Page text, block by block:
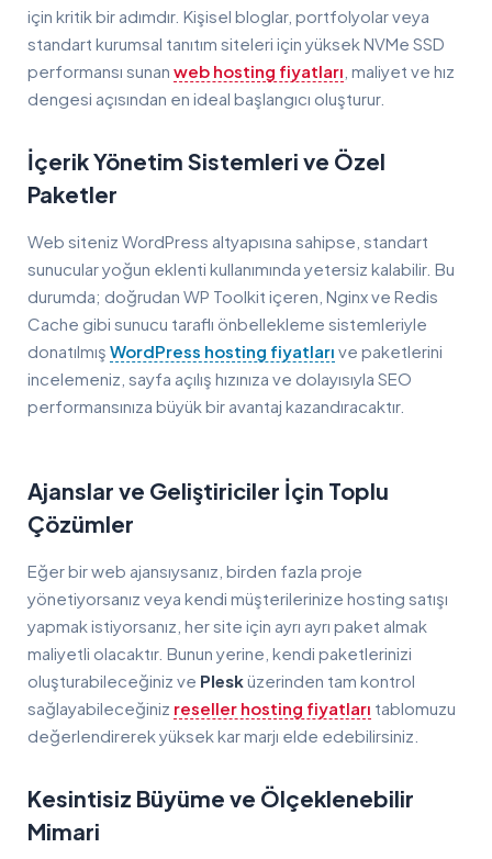
için kritik bir adımdır. Kişisel bloglar, portfolyolar veya
standart kurumsal tanıtım siteleri için yüksek NVMe SSD
performansı sunan web hosting fiyatları , maliyet ve hız
dengesi açısından en ideal başlangıcı oluşturur.
İçerik Yönetim Sistemleri ve Özel
Paketler
Web siteniz WordPress altyapısına sahipse, standart
sunucular yoğun eklenti kullanımında yetersiz kalabilir. Bu
durumda; doğrudan WP Toolkit içeren, Nginx ve Redis
Cache gibi sunucu taraflı önbellekleme sistemleriyle
donatılmış WordPress hosting fiyatları ve paketlerini
incelemeniz, sayfa açılış hızınıza ve dolayısıyla SEO
performansınıza büyük bir avantaj kazandıracaktır.
Ajanslar ve Geliştiriciler İçin Toplu
Çözümler
Eğer bir web ajansıysanız, birden fazla proje
yönetiyorsanız veya kendi müşterilerinize hosting satışı
yapmak istiyorsanız, her site için ayrı ayrı paket almak
maliyetli olacaktır. Bunun yerine, kendi paketlerinizi
oluşturabileceğiniz ve Plesküzerinden tam kontrol
sağlayabileceğiniz reseller hosting fiyatları tablomuzu
değerlendirerek yüksek kar marjı elde edebilirsiniz.
Kesintisiz Büyüme ve Ölçeklenebilir
Mimari